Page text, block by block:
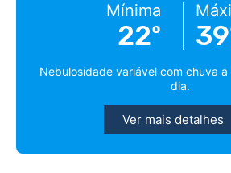
Mínima
22º
Nebulosidade variável com chuva
dia.
Ver mais detalhes